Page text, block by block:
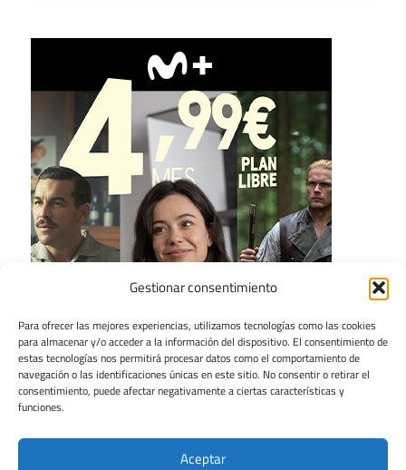
Gestionar consentimiento
Para ofrecer las mejores experiencias, utilizamos tecnologías como las cookies
para almacenar y/o acceder a la información del dispositivo. El consentimiento de
estas tecnologías nos permitirá procesar datos como el comportamiento de
navegación o las identificaciones únicas en este sitio. No consentir o retirar el
consentimiento, puede afectar negativamente a ciertas características y
funciones.
Aceptar